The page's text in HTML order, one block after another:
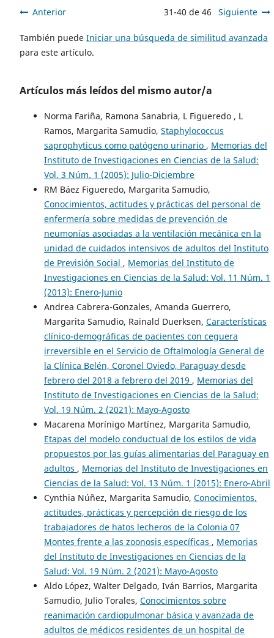
Anterior 31-40 de 46 Siguiente
También puede Iniciar una búsqueda de similitud avanzada
para este artículo.
Artículos más leídos del mismo autor/a
Norma Fariña, Ramona Sanabria, L Figueredo , L
Ramos, Margarita Samudio, Staphylococcus
saprophyticus como patógeno urinario , Memorias del
Instituto de Investigaciones en Ciencias de la Salud:
Vol. 3 Núm. 1 (2005): Julio-Diciembre
RM Báez Figueredo, Margarita Samudio,
Conocimientos, actitudes y prácticas del personal de
enfermería sobre medidas de prevención de
neumonías asociadas a la ventilación mecánica en la
unidad de cuidados intensivos de adultos del Instituto
de Previsión Social , Memorias del Instituto de
Investigaciones en Ciencias de la Salud: Vol. 11 Núm. 1
(2013): Enero-Junio
Andrea Cabrera-Gonzales, Amanda Guerrero,
Margarita Samudio, Rainald Duerksen, Características
clínico-demográficas de pacientes con ceguera
irreversible en el Servicio de Oftalmología General de
la Clínica Belén, Coronel Oviedo, Paraguay desde
febrero del 2018 a febrero del 2019 , Memorias del
Instituto de Investigaciones en Ciencias de la Salud:
Vol. 19 Núm. 2 (2021): Mayo-Agosto
Macarena Morínigo Martínez, Margarita Samudio,
Etapas del modelo conductual de los estilos de vida
propuestos por las guías alimentarias del Paraguay en
adultos , Memorias del Instituto de Investigaciones en
Ciencias de la Salud: Vol. 13 Núm. 1 (2015): Enero-Abril
Cynthia Núñez, Margarita Samudio, Conocimientos,
actitudes, prácticas y percepción de riesgo de los
trabajadores de hatos lecheros de la Colonia 07
Montes frente a las zoonosis específicas , Memorias
del Instituto de Investigaciones en Ciencias de la
Salud: Vol. 19 Núm. 2 (2021): Mayo-Agosto
Aldo López, Walter Delgado, Iván Barrios, Margarita
Samudio, Julio Torales, Conocimientos sobre
reanimación cardiopulmonar básica y avanzada de
adultos de médicos residentes de un hospital de